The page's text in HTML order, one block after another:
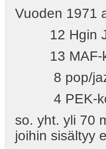
Vuoden 1971
12 Hgin
13 MAF-
8 pop/
4 PEK-
so. yht. yli 70
joihin sisältyy